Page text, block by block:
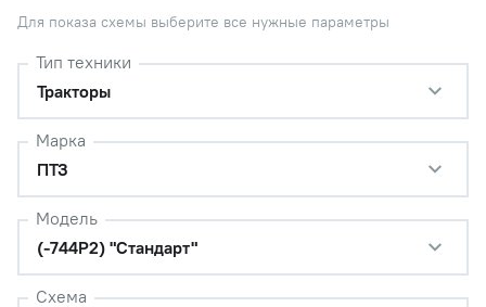
Для показа схемы выберите все нужные параметры
Тип техники
Тракторы
Марка
ПТЗ
Модель
(-744Р2) "Стандарт"
Схема